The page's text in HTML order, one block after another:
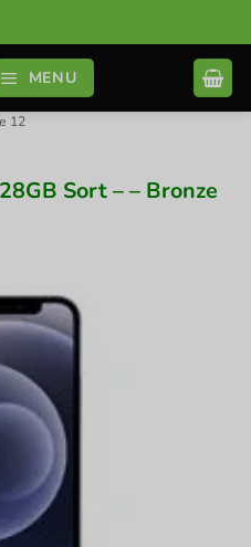
MENU
12
Sort – – Bronze